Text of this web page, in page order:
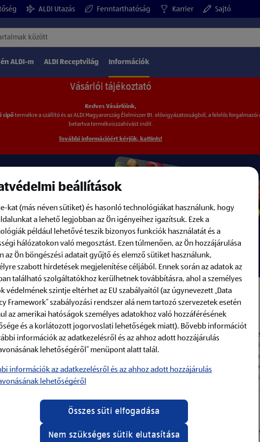
ALDI Utazás Fenntarthatóság Karrier Sajtó
én ALDI-m ALDI Receptvilág Információk
Vásárlói tájékoztató
Kedves Vásárlóink,
cipőtermékre a szállító és az ALDI Magyarország Élelmiszer Bt. elővigyázatosságból, a felelős
betartvatermékvisszahívást indít.
További információért kérjük, kattints!
ALDI vásárlói igazolvány
részére kiállított számlán adószám feltüntetése minden esetben
kapcsolatban csak akkor tudnak segíteni, ha Te vásárlói igazolvánnyal
igazolványon szereplő adószámtól eltérő adószámra kollégáink nem tudnak
Ha a jelenlegi vásárlói igazolványon nem szerepel adószám, vagy rossz
kívánsz számlát kérni, új igazolvány igénylése és kiállítása szükséges. Az
terminálon történik, ahol adataidat gyorsan és diszkréten tudod
és Magyarország minden
használható.
adatot adtál meg, új kártyát szükséges igényelni, a már elkészült kártyán
beállítások
kat (más néven sütiket) és hasonló technológiákat használunk, hogy
a lehető legjobban az Ön igényeihez igazítsuk. Ezek a
például lehetővé teszik bizonyos funkciók használatát és a
hálózatokon való megosztást. Ezen túlmenően, az Ön hozzájárulása
az Ön böngészési adatait gyűjtő és elemző sütiket használunk,
szabott hirdetések megjelenítése céljából. Ennek során az adatok az
található szolgáltatókhoz kerülhetnek továbbításra, ahol a személyes
védelmének szintje eltérhet az EU szabályaitól (az úgynevezett „Data
Framework” szabályozási rendszer alá nem tartozó szervezetek esetén
az amerikai hatóságok személyes adatokhoz való hozzáférésének
és a korlátozott jogorvoslati lehetőségek miatt). Bővebb információt
információk az adatkezelésről és az ahhoz adott hozzájárulás
lehetőségéről” menüpont alatt talál.
információk az adatkezelésről és az ahhoz adott hozzájárulás
lehetőségéről
Nem szükséges sütik elutasítása
Összes süti elfogadása